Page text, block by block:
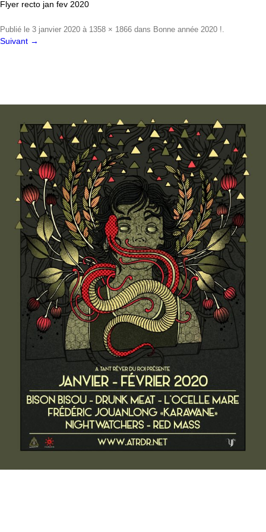
Flyer recto jan fev 2020
Publié le 3 janvier 2020 à 1358 × 1866 dans Bonne année 2020 !.
Suivant →